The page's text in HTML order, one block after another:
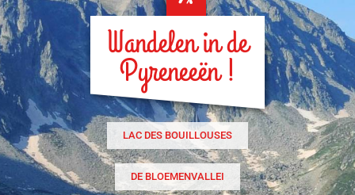
Wandelen in de
Pyreneeën !
LAC DES BOUILLOUSES
DE BLOEMENVALLEI